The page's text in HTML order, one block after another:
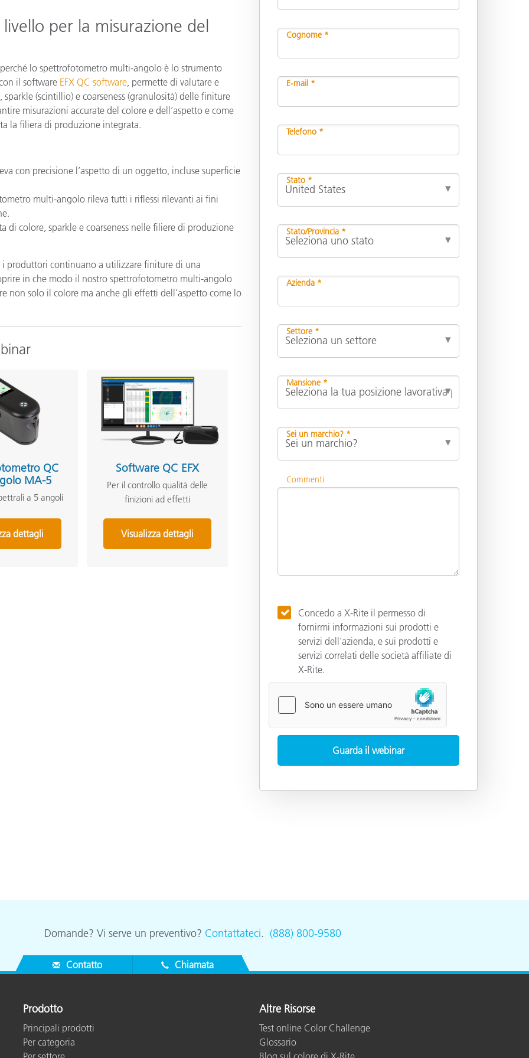
Carta
Beni Durevoli
per la misurazione del
lo spettrofotometro multi-angolo è lo strumento
il software EFX QC software , permette di valutare e
(scintillio) e coarseness (granulosità) delle finiture
misurazioni accurate del colore e dell’aspetto e come
la filiera di produzione integrata.
con precisione l’aspetto di un oggetto, incluse superficie
multi-angolo rileva tutti i riflessi rilevanti ai fini
di colore, sparkle e coarseness nelle filiere di produzione
produttori continuano a utilizzare finiture di una
in che modo il nostro spettrofotometro multi-angolo
non solo il colore ma anche gli effetti dell’aspetto come lo
QC
MA-5
a 5 angoli
dettagli
Software QC EFX
Per il controllo qualità delle
finizioni ad effetti
Visualizza dettagli
Cognome *
E-mail *
Telefono *
Stato *
Stato/Provincia *
Azienda *
Settore *
Mansione *
Sei un marchio? *
Commenti
Concedo a X-Rite il permesso di
fornirmi informazioni sui prodotti e
servizi dell'azienda, e sui prodotti e
servizi correlati delle società affiliate di
X-Rite.
Domande? Vi serve un preventivo? Contattateci. (888) 800-9580
Contatto Chiamata
Prodotto
Principali prodotti
Per categoria
Altre Risorse
Test online Color Challenge
Glossario